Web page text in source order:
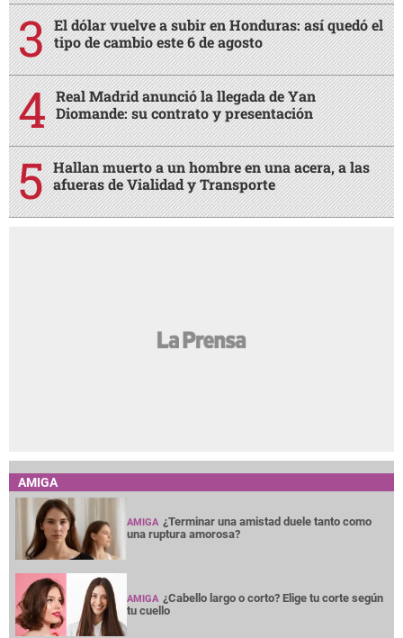
El dólar vuelve a subir en Honduras: así quedó el
tipo de cambio este 6 de agosto
Real Madrid anunció la llegada de Yan
Diomande: su contrato y presentación
Hallan muerto a un hombre en una acera, a las
afueras de Vialidad y Transporte
AMIGA
AMIGA ¿Terminar una amistad duele tanto como
una ruptura amorosa?
AMIGA ¿Cabello largo o corto? Elige tu corte según
tu cuello